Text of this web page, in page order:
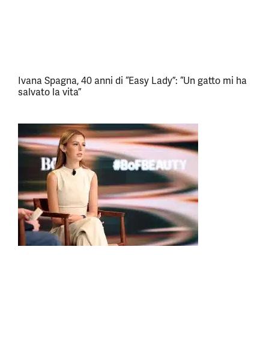
Ivana Spagna, 40 anni di “Easy Lady”: “Un gatto mi ha
salvato la vita”